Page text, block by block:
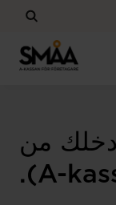
Hoppa till innehåll
دخلك من